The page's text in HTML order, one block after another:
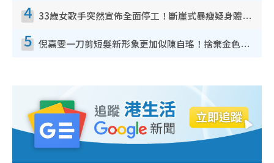
4 33歲女歌手突然宣佈全面停工！斷崖式暴瘦疑身體亮紅燈！聲明曝︰將暫時淡出
5 倪嘉雯一刀剪短髮新形象更加似陳自瑤！捨棄金色長髮造型氣質大變超驚喜